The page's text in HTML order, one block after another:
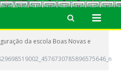
da escola Boas Novas e